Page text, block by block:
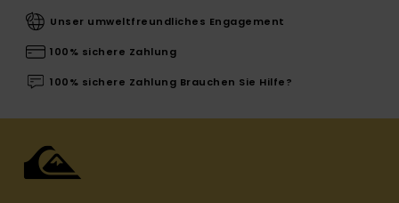
Unser umweltfreundliches Engagement
100% sichere Zahlung
100% sichere Zahlung Brauchen Sie Hilfe?